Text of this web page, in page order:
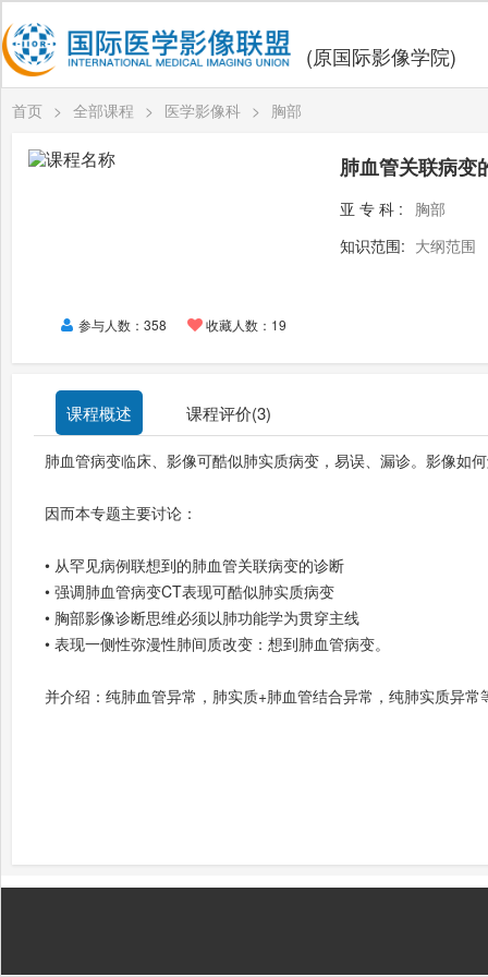
(原国际影像学院)
首页 > 全部课程 > 医学影像科 > 胸部
参与人数：358 收藏人数：19
肺血管关联病变
亚专科:
胸部
知识范围: 大纲范围
课程概述 课程评价(3)
肺血管病变临床、影像可酷似肺实质病变，易误、漏诊。影像如
因而本专题主要讨论：
• 从罕见病例联想到的肺血管关联病变的诊断
• 强调肺血管病变CT表现可酷似肺实质病变
​• 胸部影像诊断思维必须以肺功能学为贯穿主线
• 表现一侧性弥漫性肺间质改变：想到肺血管病变。
并介绍： 纯肺血管异常， 肺实质+肺血管结合异常， 纯肺实质异常